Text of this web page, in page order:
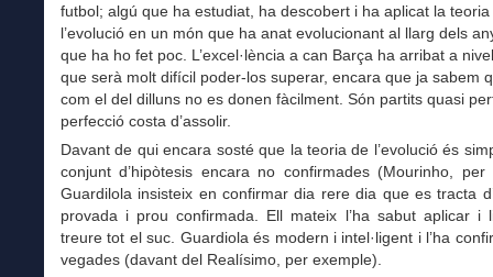
futbol; algú que ha estudiat, ha descobert i ha aplicat la teoria
l’evolució en un món que ha anat evolucionant al llarg dels
que ha ho fet poc. L’excel·lència a can Barça ha arribat a
que serà molt difícil poder-los superar, encara que ja sabem
com el del dilluns no es donen fàcilment. Són partits quasi
perfecció costa d’assolir.
Davant de qui encara sosté que la teoria de l’evolució és
conjunt d’hipòtesis encara no confirmades (Mourinho,
Guardilola insisteix en confirmar dia rere dia que es tracta
provada i prou confirmada. Ell mateix l’ha sabut aplicar i
treure tot el suc. Guardiola és modern i intel·ligent i l’ha
vegades (davant del Realísimo, per exemple).